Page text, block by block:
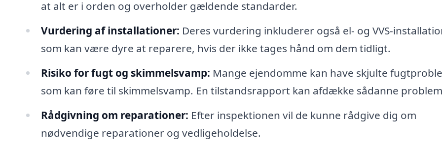
at alt er i orden og overholder gældende standarder.
Vurdering af installationer: Deres vurdering inkluderer også el- og VVS-
som kan være dyre at reparere, hvis der ikke tages hånd om dem tidligt.
Risiko for fugt og skimmelsvamp: Mange ejendomme kan have skjulte
som kan føre til skimmelsvamp. En tilstandsrapport kan afdække sådanne
Rådgivning om reparationer: Efter inspektionen vil de kunne rådgive dig om
nødvendige reparationer og vedligeholdelse.